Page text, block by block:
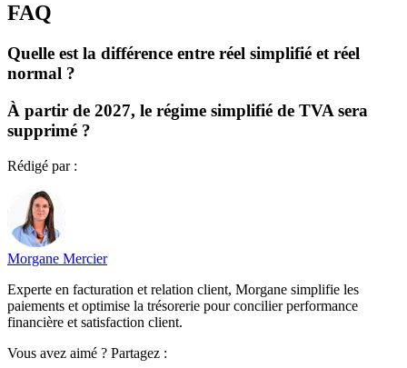
FAQ
Quelle est la différence entre réel simplifié et réel
normal ?
À partir de 2027, le régime simplifié de TVA sera
supprimé ?
Rédigé par :
Morgane Mercier
Experte en facturation et relation client, Morgane simplifie les
paiements et optimise la trésorerie pour concilier performance
financière et satisfaction client.
Vous avez aimé ? Partagez :